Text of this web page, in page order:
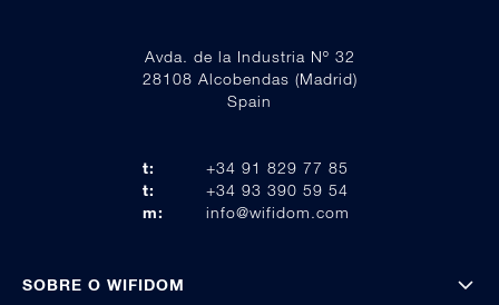
Avda. de la Industria Nº 32
28108 Alcobendas (Madrid)
Spain
t:
+34 91 829 77 85
t:
+34 93 390 59 54
m:
info@wifidom.com
SOBRE O WIFIDOM